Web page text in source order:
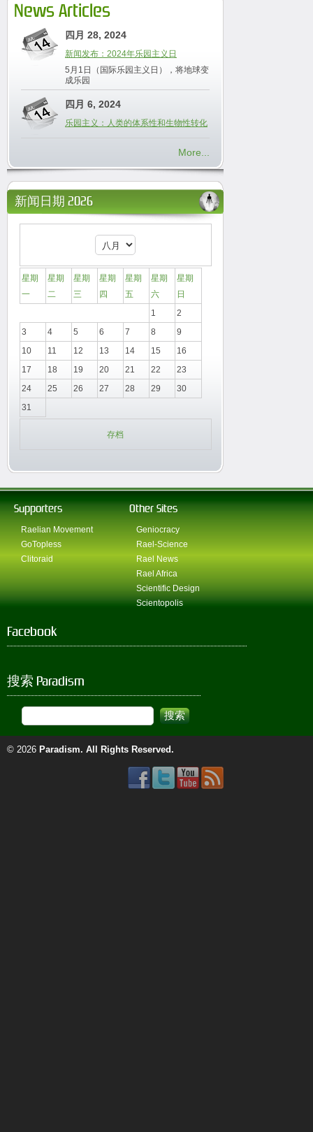
News Articles
四月 28, 2024
新闻发布：2024年乐园主义日
5月1日（国际乐园主义日），将地球变
成乐园
四月 6, 2024
乐园主义：人类的体系性和生物性转化
More...
新闻日期 2026
星期
一
星期
二
星期
三
星期
四
星期
五
星期
六
星期
日
1
2
3
4 5 6 7 8
9
10
11 12 13 14 15
16
17
18 19 20 21 22
23
24
25 26 27 28 29
30
31
存档
Supporters
Raelian Movement
GoTopless
Clitoraid
Other Sites
Geniocracy
Rael-Science
Rael News
Rael Africa
Scientific Design
Scientopolis
Facebook
搜索 Paradism
© 2026 Paradism. All Rights Reserved.